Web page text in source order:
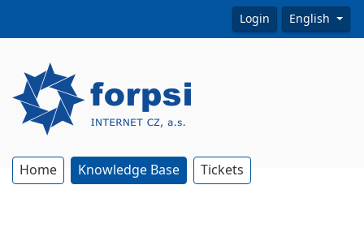
Login English
Home Knowledge Base Tickets